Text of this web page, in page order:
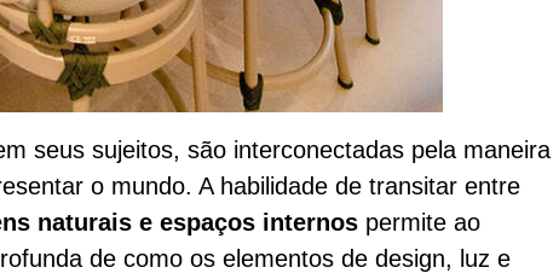
seus sujeitos, são interconectadas pela maneira
o mundo. A habilidade de transitar entre
naturais e espaços internos permite ao
de como os elementos de design, luz e